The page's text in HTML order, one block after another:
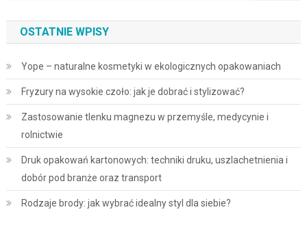
OSTATNIE WPISY
Yope – naturalne kosmetyki w ekologicznych opakowaniach
Fryzury na wysokie czoło: jak je dobrać i stylizować?
Zastosowanie tlenku magnezu w przemyśle, medycynie i
rolnictwie
Druk opakowań kartonowych: techniki druku, uszlachetnienia i
dobór pod branże oraz transport
Rodzaje brody: jak wybrać idealny styl dla siebie?